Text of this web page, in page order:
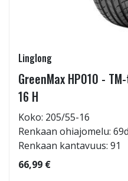
Linglong
GreenMax HP010 -
16 H
Koko: 205/55-16
Renkaan ohiajomelu:
Renkaan kantavuus: 91
66,99 €